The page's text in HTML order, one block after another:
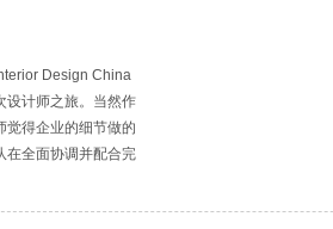
Design China
设计师之旅。当然作
觉得企业的细节做的
在全面协调并配合完